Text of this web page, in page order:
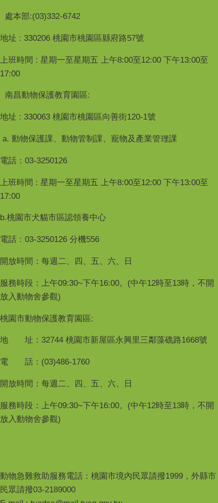
處本部:(03)332-6742
地址 : 330206 桃園市桃園區縣府路57號
上班時間 : 星期一至星期五 上午8:00至12:00 下午13:00至
17:00
南昌動物保護教育園區:
地址 : 330063 桃園市桃園區向善街120-1號
a. 動物保護課、動物管制課、寵物及產業管理課
電話：03-3250126
上班時間 : 星期一至星期五 上午8:00至12:00 下午13:00至
17:00
b.桃園市犬貓市區認領養中心
電話：03-3250126 分機556
開放時間：每週二、四、五、六、日
服務時段：上午09:30~下午16:00。(中午12時至13時，不開
放入動物舍參觀)
桃園市動物保護教育園區:
地 址：32744 桃園市新屋區永興里三鄰藻礁路1668號
電 話：(03)486-1760
開放時間：每週二、四、五、六、日
服務時段：上午09:30~下午16:00。(中午12時至13時，不開
放入動物舍參觀)
動物急難救助服務電話：桃園市境內民眾請撥1999，外縣市
民眾請撥03-2189000